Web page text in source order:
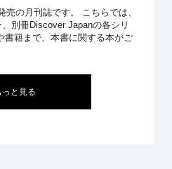
売の月刊誌です。 こちらでは、
別冊Discover Japanの各シリ
書籍まで、本書に関する本がご
っと見る